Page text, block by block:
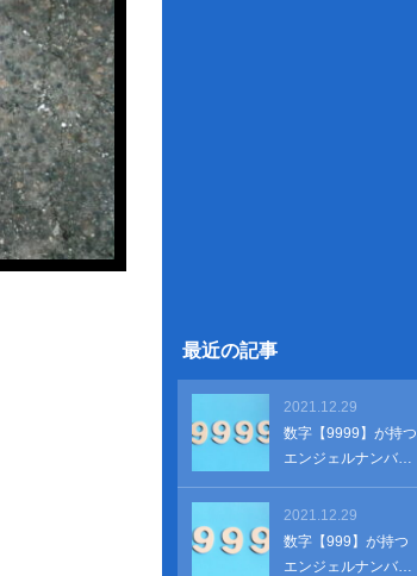
最近の記事
2021.12.29
数字【9999】が持つ
エンジェルナンバー
の意味とは？恋愛運
と仕事
2021.12.29
数字【999】が持つ
エンジェルナンバー